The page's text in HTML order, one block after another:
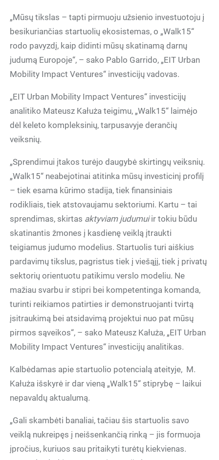
„Mūsų tikslas – tapti pirmuoju užsienio investuotoju į
besikuriančias startuolių ekosistemas, o „Walk15“
rodo pavyzdį, kaip didinti mūsų skatinamą darnų
judumą Europoje“, – sako Pablo Garrido, „EIT Urban
Mobility Impact Ventures“ investicijų vadovas.
„EIT Urban Mobility Impact Ventures“ investicijų
analitiko Mateusz Kałuża teigimu, „Walk15“ laimėjo
dėl keleto kompleksinių, tarpusavyje derančių
veiksnių.
„Sprendimui įtakos turėjo daugybė skirtingų veiksnių.
„Walk15“ neabejotinai atitinka mūsų investicinį profilį
– tiek esama kūrimo stadija, tiek finansiniais
rodikliais, tiek atstovaujamu sektoriumi. Kartu – tai
sprendimas, skirtas aktyviam judumuiir tokiu būdu
skatinantis žmones į kasdienę veiklą įtraukti
teigiamus judumo modelius. Startuolis turi aiškius
pardavimų tikslus, pagristus tiek į viešąjį, tiek į privatų
sektorių orientuotu patikimu verslo modeliu. Ne
mažiau svarbu ir stipri bei kompetentinga komanda,
turinti reikiamos patirties ir demonstruojanti tvirtą
įsitraukimą bei atsidavimą projektui nuo pat mūsų
pirmos sąveikos“, – sako Mateusz Kałuża, „EIT Urban
Mobility Impact Ventures“ investicijų analitikas.
Kalbėdamas apie startuolio potencialą ateityje, M.
Kałuża išskyrė ir dar vieną „Walk15“ stiprybę – laikui
nepavaldų aktualumą.
„Gali skambėti banaliai, tačiau šis startuolis savo
veiklą nukreipęs į neišsenkančią rinką – jis formuoja
įpročius, kuriuos sau pritaikyti turėtų kiekvienas.